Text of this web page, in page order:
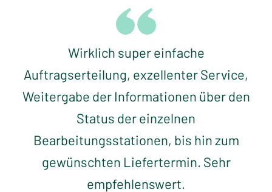
Wirklich super einfache
Auftragserteilung, exzellenter Service,
Weitergabe der Informationen über den
Status der einzelnen
Bearbeitungsstationen, bis hin zum
gewünschten Liefertermin. Sehr
empfehlenswert.